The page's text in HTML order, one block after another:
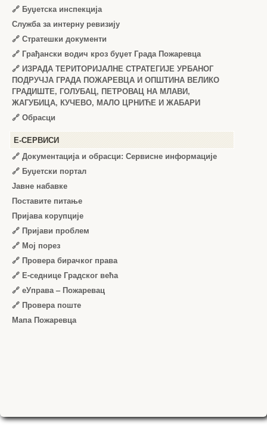
🔗 Буџетска инспекција
Служба за интерну ревизију
🔗 Стратешки документи
🔗 Грађански водич кроз буџет Града Пожаревца
🔗 ИЗРАДА ТЕРИТОРИЈАЛНЕ СТРАТЕГИЈЕ УРБАНОГ
ПОДРУЧЈА ГРАДА ПОЖАРЕВЦА И ОПШТИНА ВЕЛИКО
ГРАДИШТЕ, ГОЛУБАЦ, ПЕТРОВАЦ НА МЛАВИ,
ЖАГУБИЦА, КУЧЕВО, МАЛО ЦРНИЋЕ И ЖАБАРИ
🔗 Обрасци
Е-СЕРВИСИ
🔗 Документација и обрасци: Сервисне информације
🔗 Буџетски портал
Јавне набавке
Поставите питање
Пријава корупције
🔗 Пријави проблем
🔗 Мој порез
🔗 Провера бирачког права
🔗 Е-седнице Градског већа
🔗 еУправа – Пожаревац
🔗 Провера поште
Мапа Пожаревца